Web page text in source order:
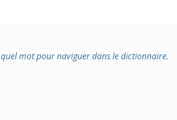
mot pour naviguer dans le dictionnaire.